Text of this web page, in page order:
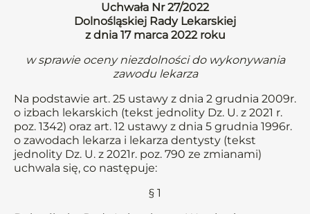
Uchwała Nr 27/2022
Dolnośląskiej Rady Lekarskiej
z dnia 17 marca 2022 roku
w sprawie oceny niezdolności do wykonywania
zawodu lekarza
Na podstawie art. 25 ustawy z dnia 2 grudnia 2009r.
o izbach lekarskich (tekst jednolity Dz. U. z 2021 r.
poz. 1342) oraz art. 12 ustawy z dnia 5 grudnia 1996r.
o zawodach lekarza i lekarza dentysty (tekst
jednolity Dz. U. z 2021r. poz. 790 ze zmianami)
uchwala się, co następuje:
§ 1